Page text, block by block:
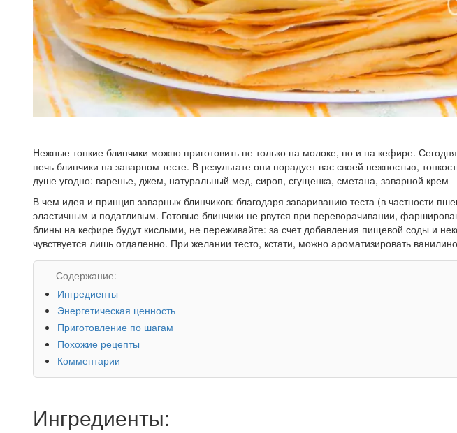
Нежные тонкие блинчики можно приготовить не только на молоке, но и на кефире.
печь блинчики на заварном тесте. В результате они порадует вас своей нежностью,
душе угодно: варенье, джем, натуральный мед, сироп, сгущенка, сметана, заварной крем
В чем идея и принцип заварных блинчиков: благодаря завариванию теста (в частности
эластичным и податливым. Готовые блинчики не рвутся при переворачивании,
блины на кефире будут кислыми, не переживайте: за счет добавления пищевой соды и
чувствуется лишь отдаленно. При желании тесто, кстати, можно ароматизировать
Содержание:
Ингредиенты
Энергетическая ценность
Приготовление по шагам
Похожие рецепты
Комментарии
Ингредиенты: